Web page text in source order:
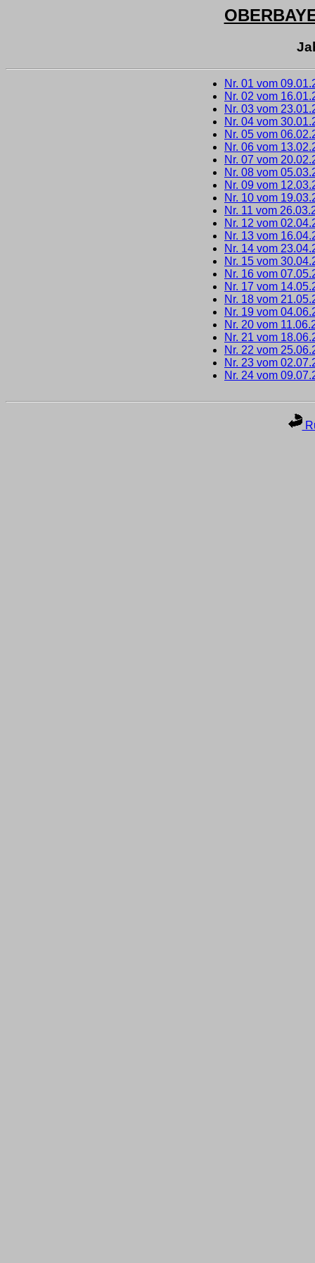
Nr. 01 vom
Nr. 02 vom
Nr. 03 vom
Nr. 04 vom
Nr. 05 vom
Nr. 06 vom
Nr. 07 vom
Nr. 08 vom
Nr. 09 vom
Nr. 10 vom
Nr. 11 vom
Nr. 12 vom
Nr. 13 vom
Nr. 14 vom
Nr. 15 vom
Nr. 16 vom
Nr. 17 vom
Nr. 18 vom
Nr. 19 vom
Nr. 20 vom
Nr. 21 vom
Nr. 22 vom
Nr. 23 vom
Nr. 24 vom